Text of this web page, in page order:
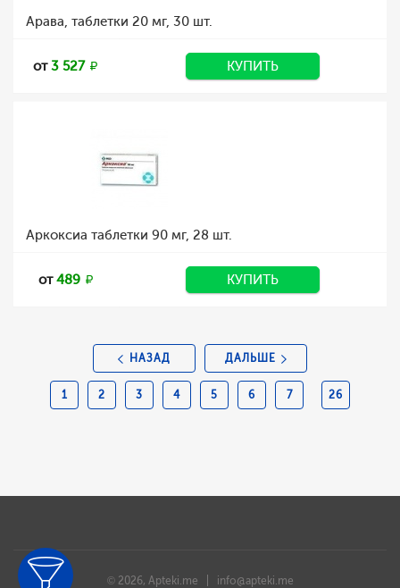
Арава, таблетки 20 мг, 30 шт.
от3 527 КУПИТЬ
Аркоксиа таблетки 90 мг, 28 шт.
от489 КУПИТЬ
НАЗАД
1 2 3 4 5 6 7 26
ДАЛЬШЕ
© 2026, Apteki.me | info@apteki.me